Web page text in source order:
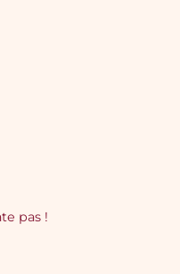
pas !